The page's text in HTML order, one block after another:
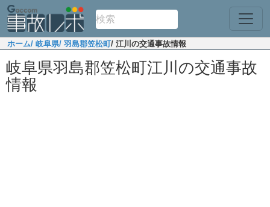
ホーム/ 岐阜県/ 羽島郡笠松町/ 江川の交通事故情報
岐阜県羽島郡笠松町江川の交通事故
情報